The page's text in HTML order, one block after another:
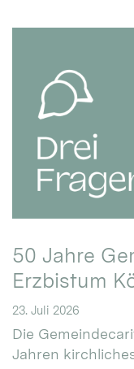
50 Jahre
Erzbistum
23. Juli 2026
Die
Jahren